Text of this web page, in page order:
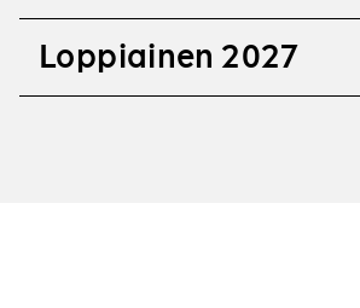
Loppiainen 2027